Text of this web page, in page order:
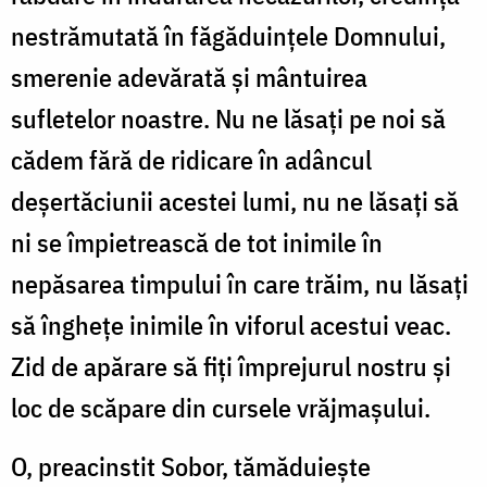
nestrămutată în făgăduințele Domnului,
smerenie adevărată și mântuirea
sufletelor noastre. Nu ne lăsați pe noi să
cădem fără de ridicare în adâncul
deșertăciunii acestei lumi, nu ne lăsați să
ni se împietrească de tot inimile în
nepăsarea timpului în care trăim, nu lăsați
să înghețe inimile în viforul acestui veac.
Zid de apărare să fiți împrejurul nostru și
loc de scăpare din cursele vrăjmașului.
O, preacinstit Sobor, tămăduiește